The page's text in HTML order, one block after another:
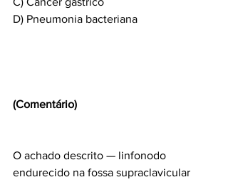
D) Pneumonia bacteriana
(Comentário)
O achado descrito — linfonodo
endurecido na fossa supraclavicular